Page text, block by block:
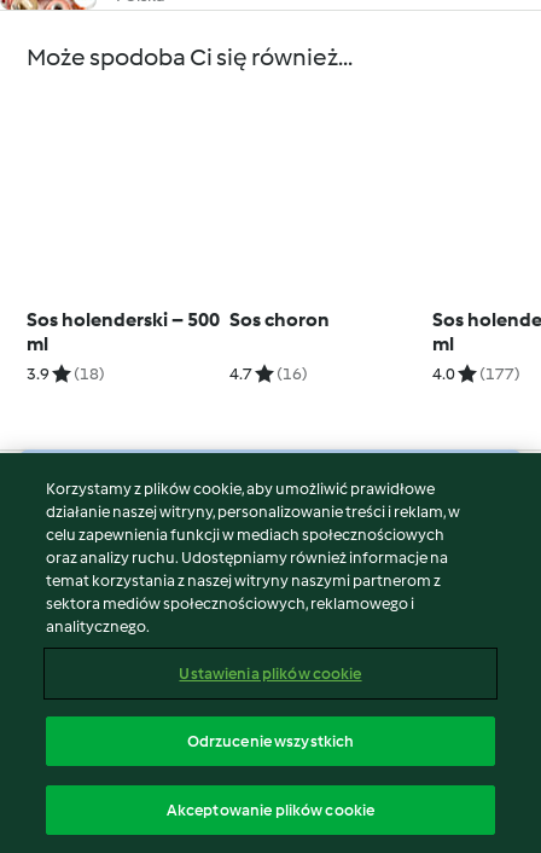
Może spodoba Ci się również...
Sos holenderski – 500
ml
3.9 (18)
Sos choron
4.7 (16)
Sos
ml
4.0 (177)
© Copyright 2026
Warunki korzystania
Polityka prywatności
Disclaimer
Znak wydawcy
Zgłoś treść
Oświadczenie o dostępności
Korzystamy z plików cookie, aby umożliwić prawidłowe
działanie naszej witryny, personalizowanie treści i reklam, w
celu zapewnienia funkcji w mediach społecznościowych
oraz analizy ruchu. Udostępniamy również informacje na
temat korzystania z naszej witryny naszymi partnerom z
sektora mediów społecznościowych, reklamowego i
analitycznego.
Ustawienia plików cookie
Odrzucenie wszystkich
Akceptowanie plików cookie